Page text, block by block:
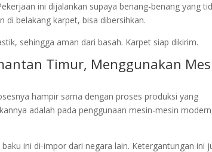
ini dijalankan supaya benang-benang yang
di belakang karpet, bisa dibersihkan.
sehingga aman dari basah. Karpet siap dikirim.
Timur, Menggunakan
hampir sama dengan proses produksi yang
adalah pada penggunaan mesin-mesin
ini di-impor dari negara lain. Ketergantungan ini